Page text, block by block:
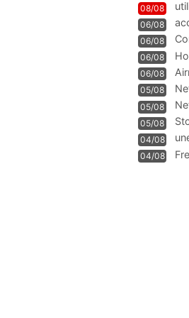
08/08
06/08
06/08
06/08
06/08
05/08
05/08
05/08
04/08
04/08